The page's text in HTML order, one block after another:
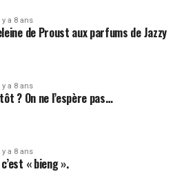
y a 8 ans
de Proust aux parfums de Jazzy
y a 8 ans
? On ne l’espère pas…
y a 8 ans
« bieng ».